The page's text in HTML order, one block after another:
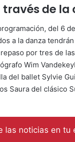
través de
del 6
a la danza
por tres de
Wim
del ballet Sylvie
Saura del clásico
las noticias en tu